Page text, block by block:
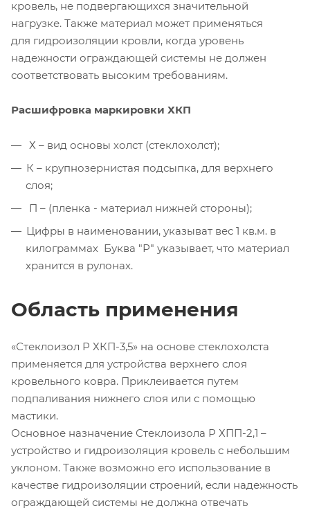
кровель, не подвергающихся значительной
нагрузке. Также материал может применяться
для гидроизоляции кровли, когда уровень
надежности ограждающей системы не должен
соответствовать высоким требованиям.
Расшифровка маркировки ХКП
Х – вид основы холст (стеклохолст);
К – крупнозернистая подсыпка, для верхнего
слоя;
П – (пленка - материал нижней стороны);
Цифры в наименовании, указыват вес 1 кв.м. в
килограммах Буква "Р" указывает, что материал
хранится в рулонах.
Область применения
«Стеклоизол Р ХКП-3,5» на основе стеклохолста
применяется для устройства верхнего слоя
кровельного ковра. Приклеивается путем
подпаливания нижнего слоя или с помощью
мастики.
Основное назначение Стеклоизола Р ХПП-2,1 –
устройство и гидроизоляция кровель с небольшим
уклоном. Также возможно его использование в
качестве гидроизоляции строений, если надежность
ограждающей системы не должна отвечать